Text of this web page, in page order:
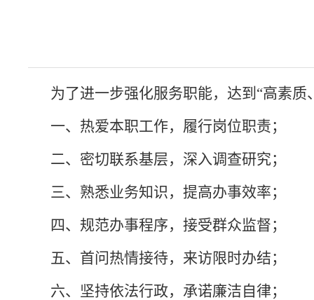
为了进一步强化服务职能，达到“高素
一、热爱本职工作，履行岗位职责；
二、密切联系基层，深入调查研究；
三、熟悉业务知识，提高办事效率；
四、规范办事程序，接受群众监督；
五、首问热情接待，来访限时办结；
六、坚持依法行政，承诺廉洁自律；